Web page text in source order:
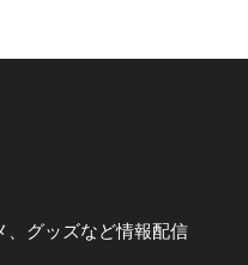
、グッズなど情報配信